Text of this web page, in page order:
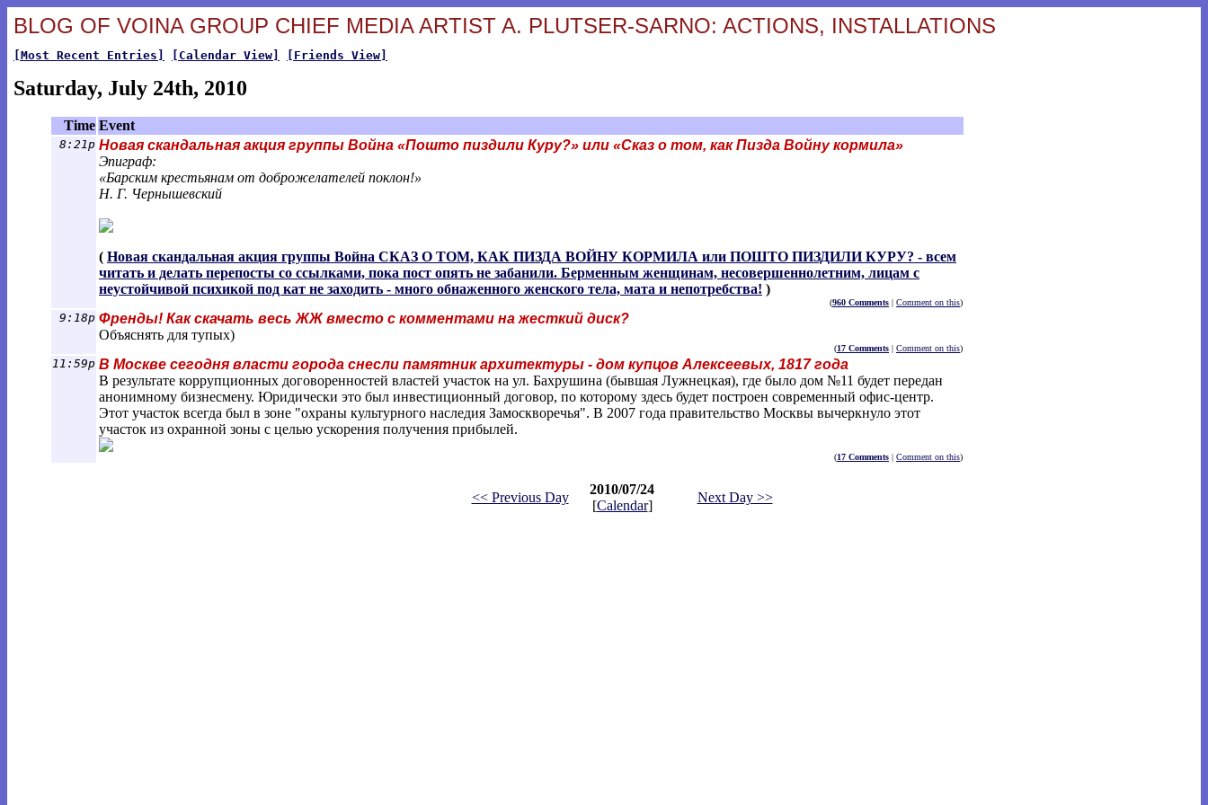
BLOG OF VOINA GROUP CHIEF MEDIA ARTIST A. PLUTSER-SARNO: ACTIONS, INSTALLATIONS
[Most Recent Entries] [Calendar View] [Friends View]
Saturday, July 24th, 2010
Time Event
8:21p Новая скандальная акция группы Война «Пошто пиздили Куру?» или «Сказ о том, как Пизда Войну кормила»
Эпиграф:
«Барским крестьянам от доброжелателей поклон!»
Н. Г. Чернышевский
( Новая скандальная акция группы Война СКАЗ О ТОМ, КАК ПИЗДА ВОЙНУ КОРМИЛА или ПОШТО ПИЗДИЛИ КУРУ? - всем
читать и делать перепосты со ссылками, пока пост опять не забанили. Берменным женщинам, несовершеннолетним, лицам с
неустойчивой психикой под кат не заходить - много обнаженного женского тела, мата и непотребства! )
(960 Comments | Comment on this)
9:18p Френды! Как скачать весь ЖЖ вместо с комментами на жесткий диск?
Объяснять для тупых)
(17 Comments | Comment on this)
11:59p В Москве сегодня власти города снесли памятник архитектуры - дом купцов Алексеевых, 1817 года
В результате коррупционных договоренностей властей участок на ул. Бахрушина (бывшая Лужнецкая), где было дом №11 будет передан
анонимному бизнесмену. Юридически это был инвестиционный договор, по которому здесь будет построен современный офис-центр.
Этот участок всегда был в зоне "охраны культурного наследия Замоскворечья". В 2007 года правительство Москвы вычеркнуло этот
участок из охранной зоны с целью ускорения получения прибылей.
(17 Comments | Comment on this)
<< Previous Day
2010/07/24
[Calendar]
Next Day >>